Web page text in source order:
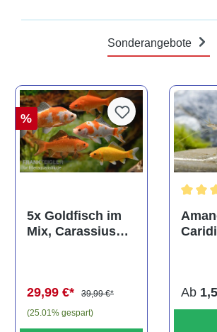
Sonderangebote
%
5x Goldfisch im
Mix, Carassius
29,99 €*
39,99 €*
(25.01% gespart)
Ab